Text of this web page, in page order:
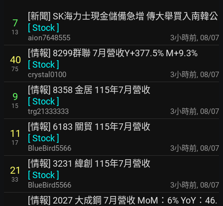
7
13
[新聞] SK海力士現金儲備急增 傳大舉買入南韓公
[Stock]
aion7648555 3小時前, 08/07
40
75
[情報] 8299群聯 7月營收Y+377.5% M+9.3%
[Stock]
crystal0100 3小時前, 08/07
9
15
[情報] 8358 金居 115年7月營收
[Stock]
trg21333333 3小時前, 08/07
11
17
[情報] 6183 關貿 115年7月營收
[Stock]
BlueBird5566 3小時前, 08/07
21
33
[情報] 3231 緯創 115年7月營收
[Stock]
BlueBird5566 3小時前, 08/07
[情報] 2027 大成鋼 7月營收 MoM：6% YoY：46.